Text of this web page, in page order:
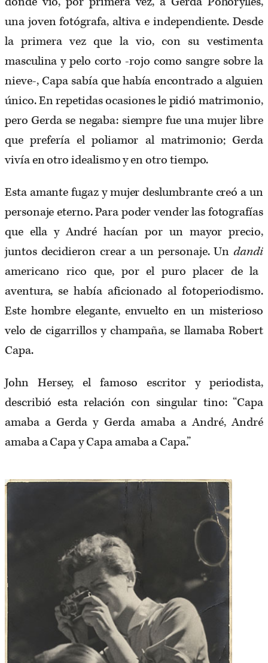
una joven fotógrafa, altiva e independiente. Desde
la primera vez que la vio, con su vestimenta
masculina y pelo corto -rojo como sangre sobre la
nieve-, Capa sabía que había encontrado a alguien
único. En repetidas ocasiones le pidió matrimonio,
pero Gerda se negaba: siempre fue una mujer libre
que prefería el poliamor al matrimonio; Gerda
vivía en otro idealismo y en otro tiempo.
Esta amante fugaz y mujer deslumbrante creó a un
personaje eterno. Para poder vender las fotografías
que ella y André hacían por un mayor precio,
juntos decidieron crear a un personaje. Undandi
americano rico que, por el puro placer de la
aventura, se había aficionado al fotoperiodismo.
Este hombre elegante, envuelto en un misterioso
velo de cigarrillos y champaña, se llamaba Robert
Capa.
John Hersey, el famoso escritor y periodista,
describió esta relación con singular tino: “Capa
amaba a Gerda y Gerda amaba a André, André
amaba a Capa y Capa amaba a Capa.”